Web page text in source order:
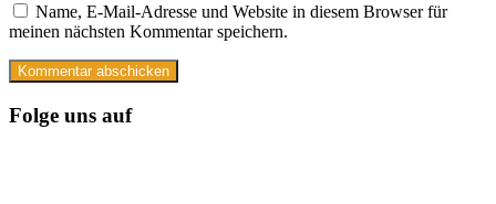
Name, E-Mail-Adresse und Website in diesem Browser für
meinen nächsten Kommentar speichern.
Folge uns auf